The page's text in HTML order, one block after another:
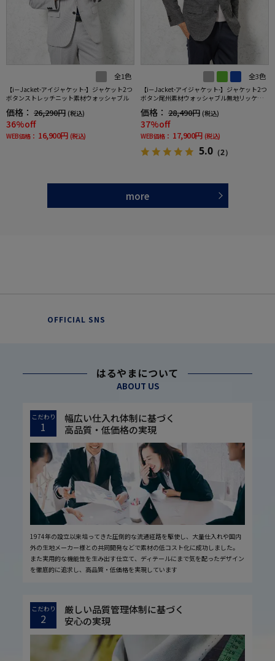
全1色
【i－Jacket-アイジャケット-】ジャケット2つ
ボタンストレッチニット素材ウォッシャブル
価格： 26,290円 (税込)
36%off
WEB価格： 16,900円 (税込)
全3色
【i－Jacket-アイジャケット-】ジャケット2つ
ボタン尾州素材ウォッシャブル無地リッケン
バッカー秋冬
価格： 28,490円 (税込)
37%off
WEB価格： 17,900円 (税込)
5.0 （2）
more
OFFICIAL SNS
はるやまについて
ABOUT US
こだわり
1
幅広い仕入れ体制に基づく
高品質・低価格の実現
1974年の設立以来培ってきた圧倒的な流通経路を駆使し、大量仕入れや国内
外の生地メーカー様との共同開発などで素材の低コスト化に成功しました。
また実用的な機能性を生み出す仕立て、ディテールにまで気を配ったデザイン
を徹底的に追求し、高品質・低価格を実現しています
こだわり
2
厳しい品質管理体制に基づく
安心の実現